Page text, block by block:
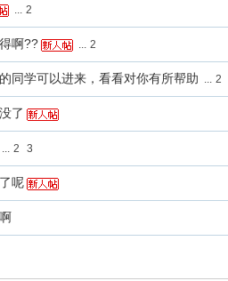
... 2
啊?? ... 2
同学可以进来，看看对你有所帮助 ... 2
了
... 2 3
呢